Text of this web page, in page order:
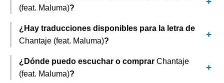
(feat. Maluma)?
¿Hay traducciones disponibles para la letra de
Chantaje (feat. Maluma)?
¿Dónde puedo escuchar o comprar Chantaje
(feat. Maluma)?